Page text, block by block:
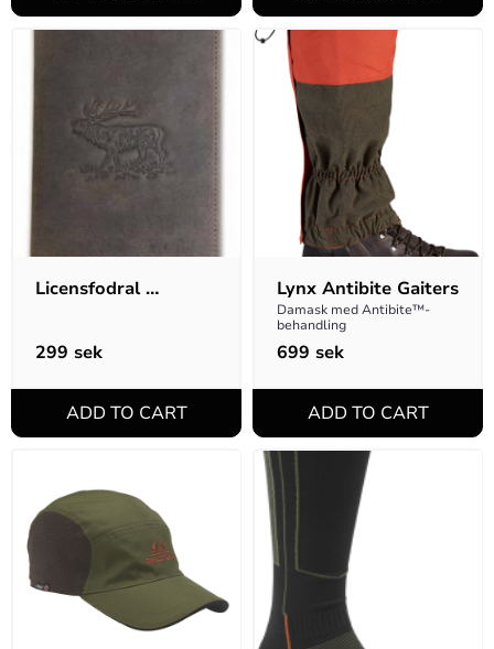
Licensfodral
299 sek
Lynx Antibite Gaiters
Damask med Antibite™-
behandling
699 sek